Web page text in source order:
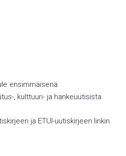
ensimmäisenä
, kulttuuri- ja hankeuutisista.
ja ETUI-uutiskirjeen linkin